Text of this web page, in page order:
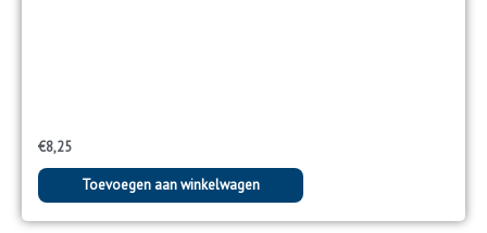
€8,25
Toevoegen aan winkelwagen